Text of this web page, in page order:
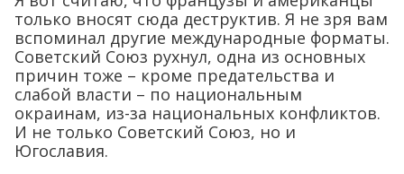
только вносят сюда деструктив. Я не зря вам
вспоминал другие международные форматы.
Советский Союз рухнул, одна из основных
причин тоже – кроме предательства и
слабой власти – по национальным
окраинам, из-за национальных конфликтов.
И не только Советский Союз, но и
Югославия.